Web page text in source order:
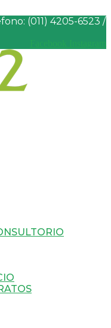
(011) 4205-6523 /